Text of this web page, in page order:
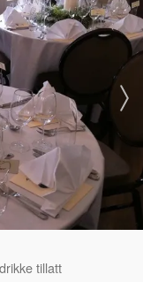
tillatt